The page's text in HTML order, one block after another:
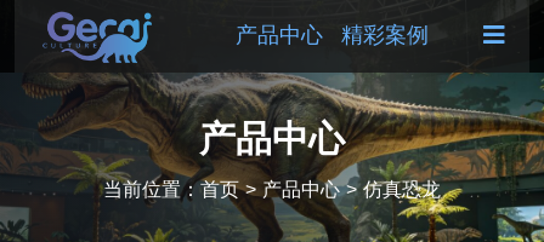
产品中心 精彩案例
产品中心
当前位置：首页 > 产品中心 > 仿真恐龙